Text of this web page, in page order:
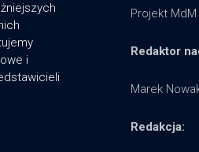
i
Projekt MdM
Redaktor
Marek
Redakcja: